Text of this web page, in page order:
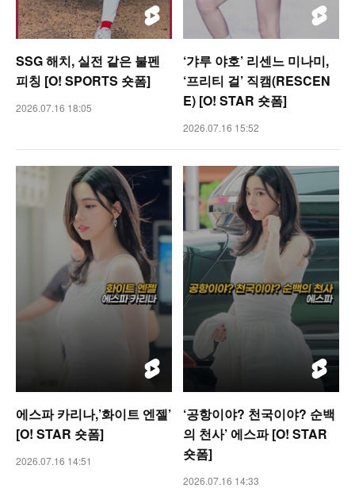
SSG 해치, 실전 같은 불펜
피칭 [O! SPORTS 숏폼]
2026.07.16 18:05
‘갸루 야호’ 리센느 미나미,
‘프리티 걸’ 직캠(RESCEN
E) [O! STAR 숏폼]
2026.07.16 15:52
에스파 카리나,’화이트 엔젤’
[O! STAR 숏폼]
2026.07.16 14:51
‘공항이야? 천국이야? 순백
의 천사’ 에스파 [O! STAR
숏폼]
2026.07.16 14:33